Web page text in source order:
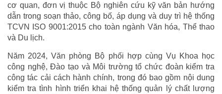
cơ quan, đơn vị thuộc Bộ nghiên cứu kỹ văn bản hướng
dẫn trong soạn thảo, công bố, áp dụng và duy trì hệ thống
TCVN ISO 9001:2015 cho toàn ngành Văn hóa, Thể thao
và Du lịch.
Năm 2024, Văn phòng Bộ phối hợp cùng Vụ Khoa học
công nghệ, Đào tạo và Môi trường tổ chức đoàn kiểm tra
công tác cải cách hành chính, trong đó bao gồm nội dung
kiểm tra tình hình triển khai hệ thống quản lý chất lượng